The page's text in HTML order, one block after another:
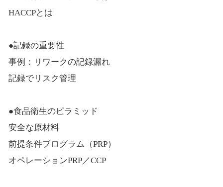
HACCPとは
●記録の重要性
事例：リワークの記録漏れ
記録でリスク管理
●食品衛生のピラミッド
安全な原材料
前提条件プログラム（PRP）
オペレーションPRP／CCP